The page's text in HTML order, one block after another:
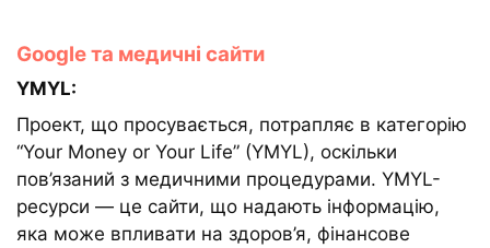
Google та медичні сайти
YMYL:
Проект, що просувається, потрапляє в категорію
“Your Money or Your Life” (YMYL), оскільки
пов’язаний з медичними процедурами. YMYL-
ресурси — це сайти, що надають інформацію,
яка може впливати на здоров’я, фінансове